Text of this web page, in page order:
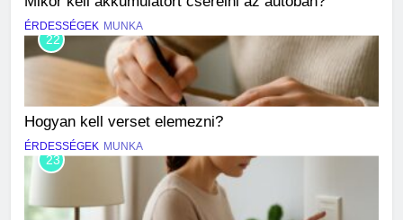
ÉRDESSÉGEK MUNKA
22
Hogyan kell verset elemezni?
ÉRDESSÉGEK MUNKA
23